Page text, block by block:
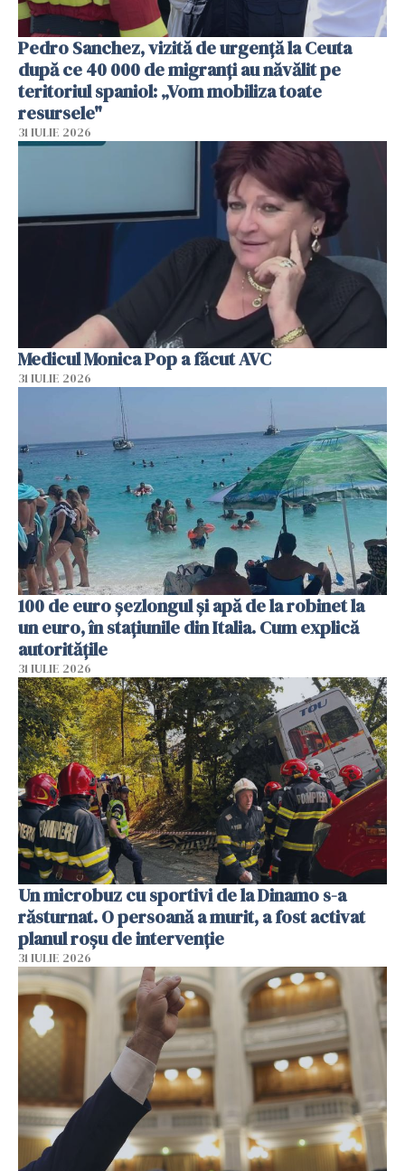
Pedro Sanchez, vizită de urgență la Ceuta
după ce 40 000 de migranți au năvălit pe
teritoriul spaniol: „Vom mobiliza toate
resursele"
31 IULIE 2026
Medicul Monica Pop a făcut AVC
31 IULIE 2026
100 de euro șezlongul și apă de la robinet la
un euro, în stațiunile din Italia. Cum explică
autoritățile
31 IULIE 2026
Un microbuz cu sportivi de la Dinamo s-a
răsturnat. O persoană a murit, a fost activat
planul roșu de intervenție
31 IULIE 2026